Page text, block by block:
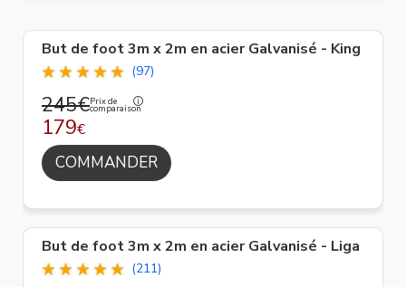
But de foot 3m x 2m en acier Galvanisé - King
(97)
245€Prix de
comparaison
179€
COMMANDER
But de foot 3m x 2m en acier Galvanisé - Liga
(211)